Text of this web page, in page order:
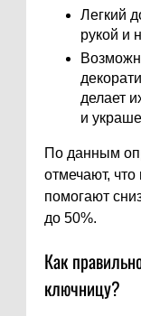
Легкий
рукой и
делает
и
По данным
отмечают,
помогают
до 50%.
Как
ключницу?